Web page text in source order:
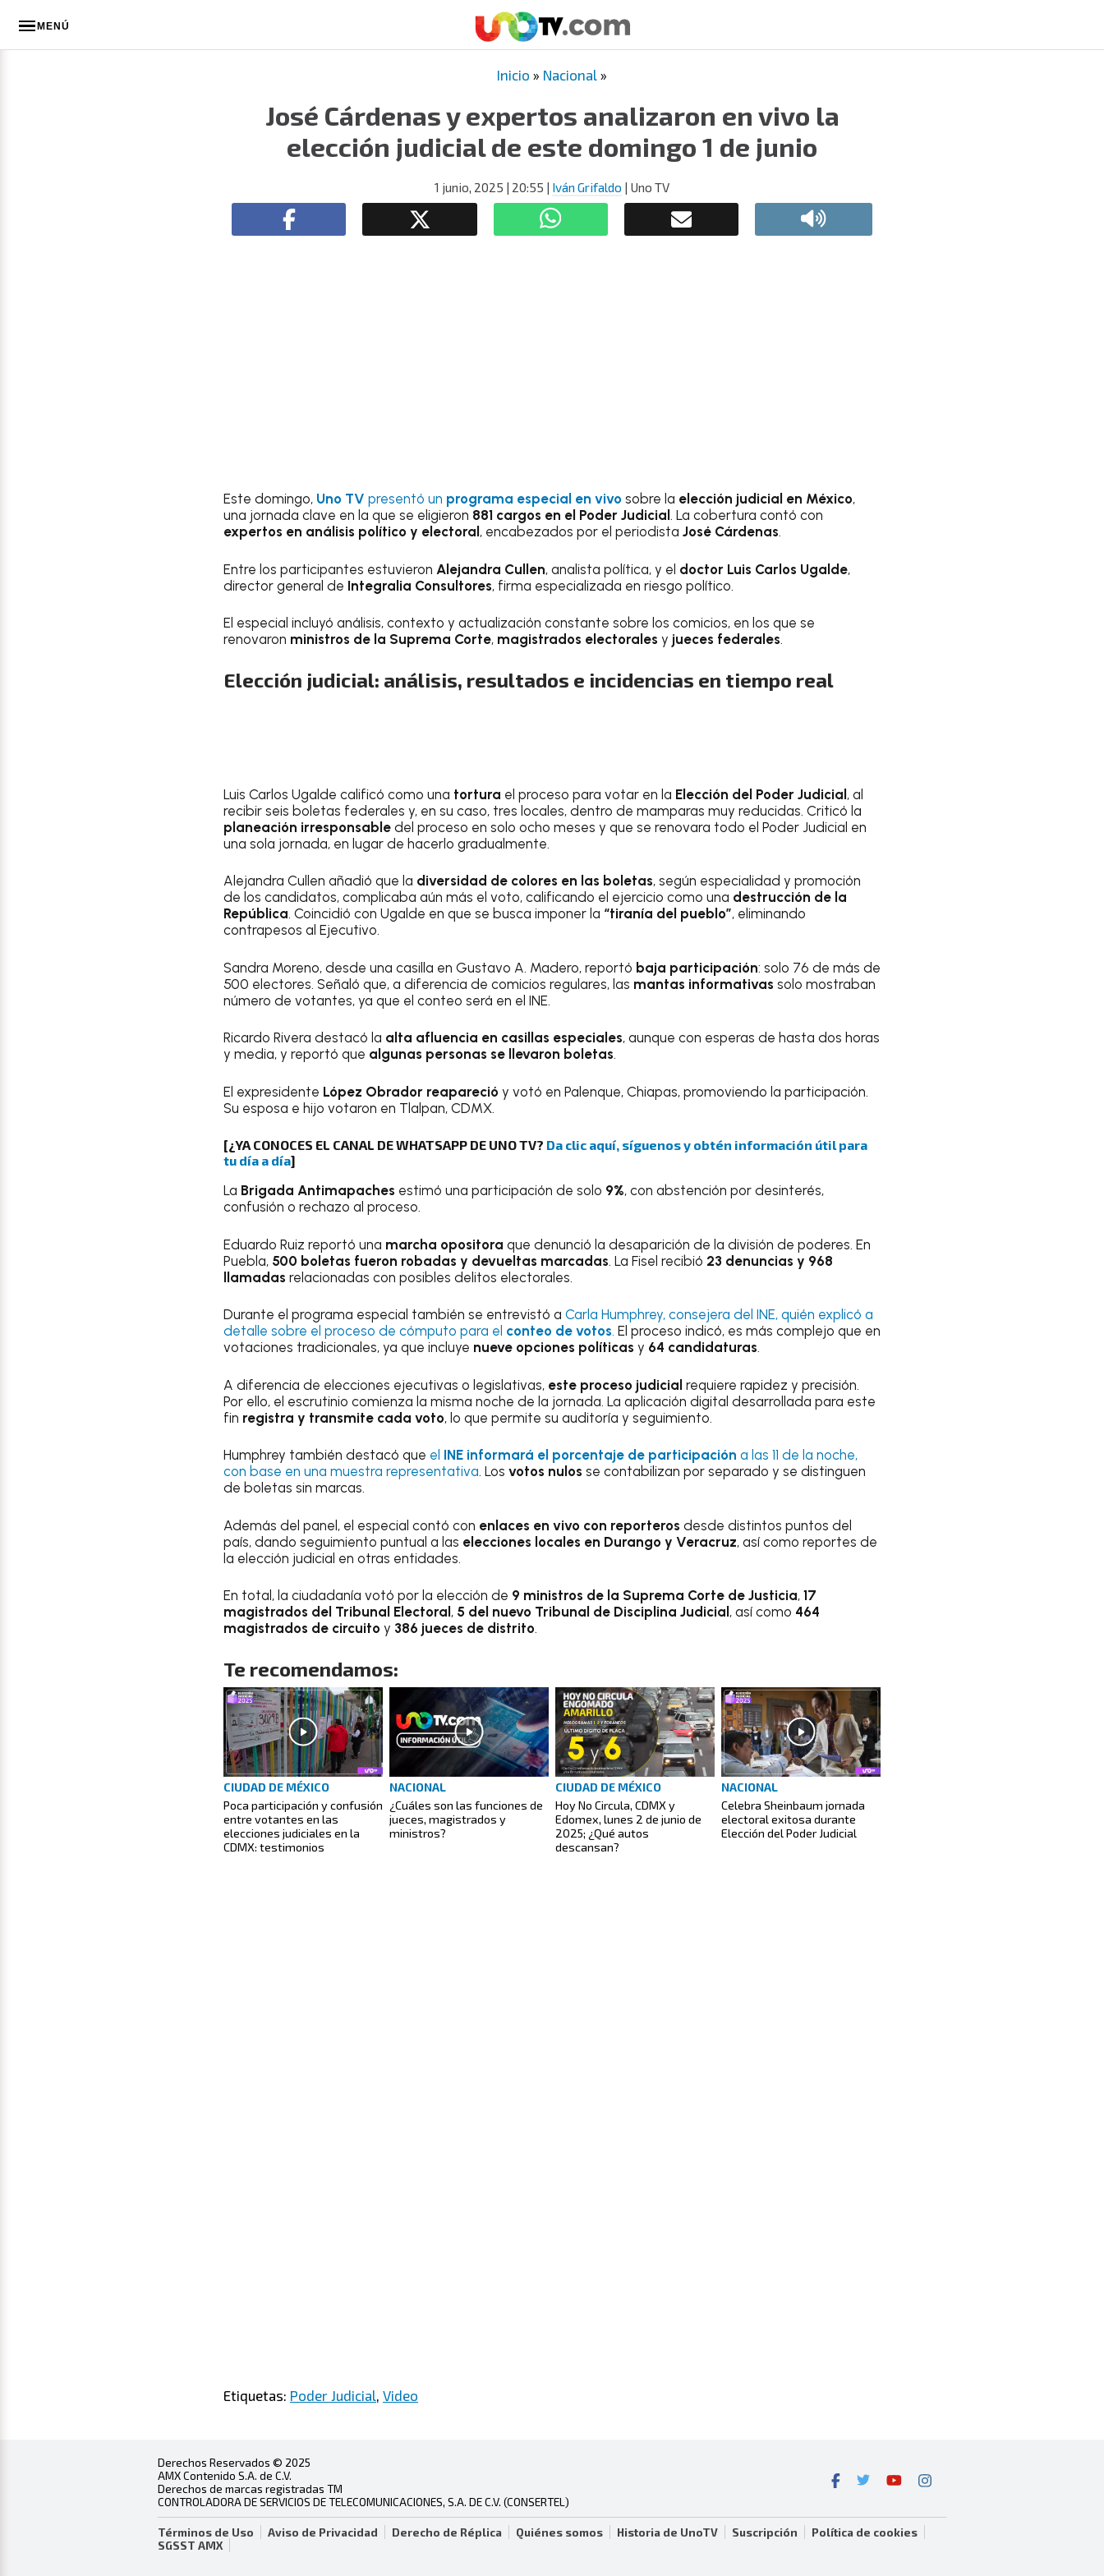
MENÚ
Inicio » Nacional »
José Cárdenas y expertos analizaron en vivo la
elección judicial de este domingo 1 de junio
1 junio, 2025 | 20:55 | Iván Grifaldo | Uno TV
Este domingo, Uno TV presentó un programa especial en vivo sobre la elección judicial en México,
una jornada clave en la que se eligieron 881 cargos en el Poder Judicial . La cobertura contó con
expertos en análisis político y electoral , encabezados por el periodista José Cárdenas.
Entre los participantes estuvieron Alejandra Cullen, analista política, y el doctor Luis Carlos Ugalde,
director general de Integralia Consultores, firma especializada en riesgo político.
El especial incluyó análisis, contexto y actualización constante sobre los comicios, en los que se
renovaron ministros de la Suprema Corte, magistrados electorales y jueces federales.
Elección judicial: análisis, resultados e incidencias en tiempo real
Luis Carlos Ugalde calificó como una tortura el proceso para votar en la Elección del Poder Judicial, al
recibir seis boletas federales y, en su caso, tres locales, dentro de mamparas muy reducidas. Criticó la
planeación irresponsable del proceso en solo ocho meses y que se renovara todo el Poder Judicial en
una sola jornada, en lugar de hacerlo gradualmente.
Alejandra Cullen añadió que la diversidad de colores en las boletas, según especialidad y promoción
de los candidatos, complicaba aún más el voto, calificando el ejercicio como una destrucción de la
República. Coincidió con Ugalde en que se busca imponer la “tiranía del pueblo”, eliminando
contrapesos al Ejecutivo.
Sandra Moreno, desde una casilla en Gustavo A. Madero, reportó baja participación: solo 76 de más de
500 electores. Señaló que, a diferencia de comicios regulares, las mantas informativas solo mostraban
número de votantes, ya que el conteo será en el INE.
Ricardo Rivera destacó la alta afluencia en casillas especiales, aunque con esperas de hasta dos horas
y media, y reportó que algunas personas se llevaron boletas.
El expresidente López Obrador reapareció y votó en Palenque, Chiapas, promoviendo la participación.
Su esposa e hijo votaron en Tlalpan, CDMX.
[¿YA CONOCES EL CANAL DE WHATSAPP DE UNO TV? Da clic aquí, síguenos y obtén información útil para
tu día a día]
La Brigada Antimapaches estimó una participación de solo 9%, con abstención por desinterés,
confusión o rechazo al proceso.
Eduardo Ruiz reportó una marcha opositora que denunció la desaparición de la división de poderes. En
Puebla, 500 boletas fueron robadas y devueltas marcadas. La Fisel recibió 23 denuncias y 968
llamadas relacionadas con posibles delitos electorales.
Durante el programa especial también se entrevistó a Carla Humphrey, consejera del INE, quién explicó a
detalle sobre el proceso de cómputo para el conteo de votos. El proceso indicó, es más complejo que en
votaciones tradicionales, ya que incluye nueve opciones políticas y 64 candidaturas.
A diferencia de elecciones ejecutivas o legislativas, este proceso judicial requiere rapidez y precisión.
Por ello, el escrutinio comienza la misma noche de la jornada. La aplicación digital desarrollada para este
fin registra y transmite cada voto, lo que permite su auditoría y seguimiento.
Humphrey también destacó que el INE informará el porcentaje de participación a las 11 de la noche,
con base en una muestra representativa. Los votos nulos se contabilizan por separado y se distinguen
de boletas sin marcas.
Además del panel, el especial contó con enlaces en vivo con reporteros desde distintos puntos del
país, dando seguimiento puntual a las elecciones locales en Durango y Veracruz, así como reportes de
la elección judicial en otras entidades.
En total, la ciudadanía votó por la elección de 9 ministros de la Suprema Corte de Justicia, 17
magistrados del Tribunal Electoral , 5 del nuevo Tribunal de Disciplina Judicial , así como 464
magistrados de circuito y 386 jueces de distrito.
Te recomendamos:
CIUDAD DE MÉXICO
Poca participación y confusión
entre votantes en las
elecciones judiciales en la
CDMX: testimonios
NACIONAL
¿Cuáles son las funciones de
jueces, magistrados y
ministros?
CIUDAD DE MÉXICO
Hoy No Circula, CDMX y
Edomex, lunes 2 de junio de
2025; ¿Qué autos
descansan?
NACIONAL
Celebra Sheinbaum jornada
electoral exitosa durante
Elección del Poder Judicial
Etiquetas: Poder Judicial Video
Derechos Reservados © 2025
AMX Contenido S.A. de C.V.
Derechos de marcas registradas TM
CONTROLADORA DE SERVICIOS DE TELECOMUNICACIONES, S.A. DE C.V. (CONSERTEL)
Términos de Uso Aviso de Privacidad Derecho de Réplica Quiénes somos Historia de UnoTV Suscripción
Política de cookies
SGSST AMX